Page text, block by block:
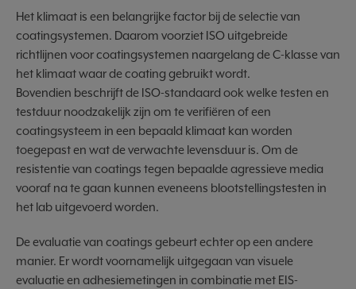
Het klimaat is een belangrijke factor bij de selectie van
coatingsystemen. Daarom voorziet ISO uitgebreide
richtlijnen voor coatingsystemen naargelang de C-klasse van
het klimaat waar de coating gebruikt wordt.
Bovendien beschrijft de ISO-standaard ook welke testen en
testduur noodzakelijk zijn om te verifiëren of een
coatingsysteem in een bepaald klimaat kan worden
toegepast en wat de verwachte levensduur is. Om de
resistentie van coatings tegen bepaalde agressieve media
vooraf na te gaan kunnen eveneens blootstellingstesten in
het lab uitgevoerd worden.
De evaluatie van coatings gebeurt echter op een andere
manier. Er wordt voornamelijk uitgegaan van visuele
evaluatie en adhesiemetingen in combinatie met EIS-